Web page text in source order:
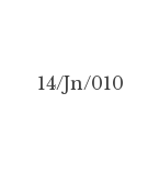
14/Jn/010